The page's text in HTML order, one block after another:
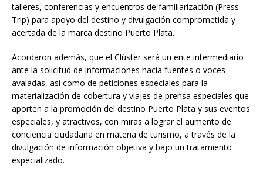
talleres, conferencias y encuentros de familiarización (Press
Trip) para apoyo del destino y divulgación comprometida y
acertada de la marca destino Puerto Plata.
Acordaron además, que el Clúster será un ente intermediario
ante la solicitud de informaciones hacia fuentes o voces
avaladas, así como de peticiones especiales para la
materialización de cobertura y viajes de prensa especiales que
aporten a la promoción del destino Puerto Plata y sus eventos
especiales, y atractivos, con miras a lograr el aumento de
conciencia ciudadana en materia de turismo, a través de la
divulgación de información objetiva y bajo un tratamiento
especializado.